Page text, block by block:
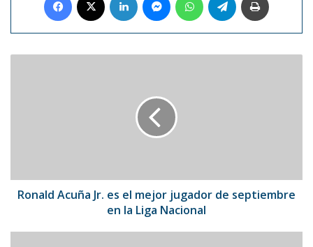
septiembre
enRonald Acuña Jr. es el mejor jugador de septiembre
en la Liga Nacional